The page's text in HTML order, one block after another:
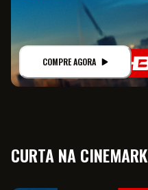
COMPRE AGORA
CURTA NA CINEMARK